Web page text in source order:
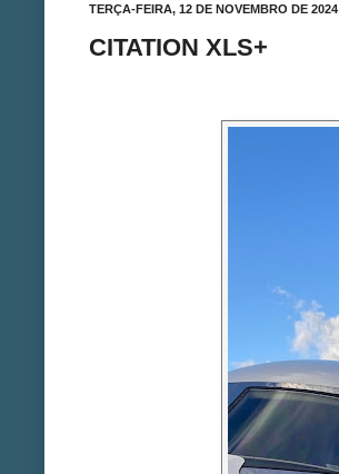
TERÇA-FEIRA, 12 DE NOVEMBRO DE 2024
CITATION XLS+